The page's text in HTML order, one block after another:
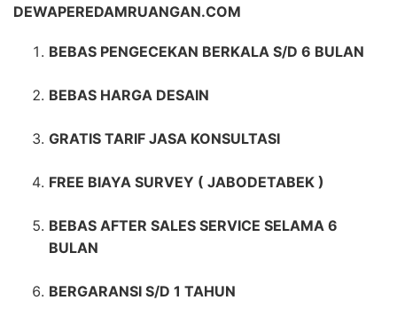
DEWAPEREDAMRUANGAN.COM
BEBAS PENGECEKAN BERKALA S/D 6 BULAN
BEBAS HARGA DESAIN
GRATIS TARIF JASA KONSULTASI
FREE BIAYA SURVEY ( JABODETABEK )
BEBAS AFTER SALES SERVICE SELAMA 6
BULAN
BERGARANSI S/D 1 TAHUN